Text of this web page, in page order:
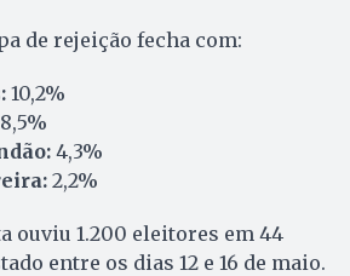
de rejeição fecha com:
10,2%
8,5%
4,3%
2,2%
ouviu 1.200 eleitores em 44
entre os dias 12 e 16 de maio.